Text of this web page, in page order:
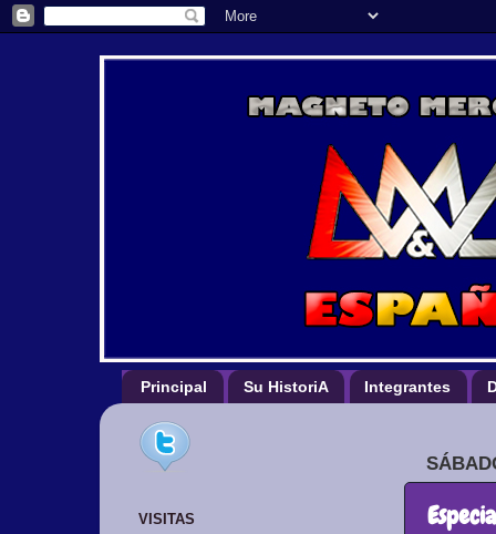
Principal Su HistoriA Integrantes
VISITAS